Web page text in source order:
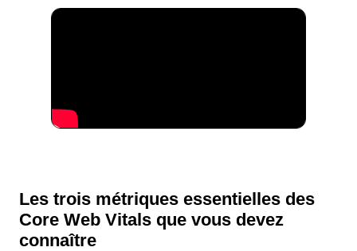
Les trois métriques essentielles des
Core Web Vitals que vous devez
connaître